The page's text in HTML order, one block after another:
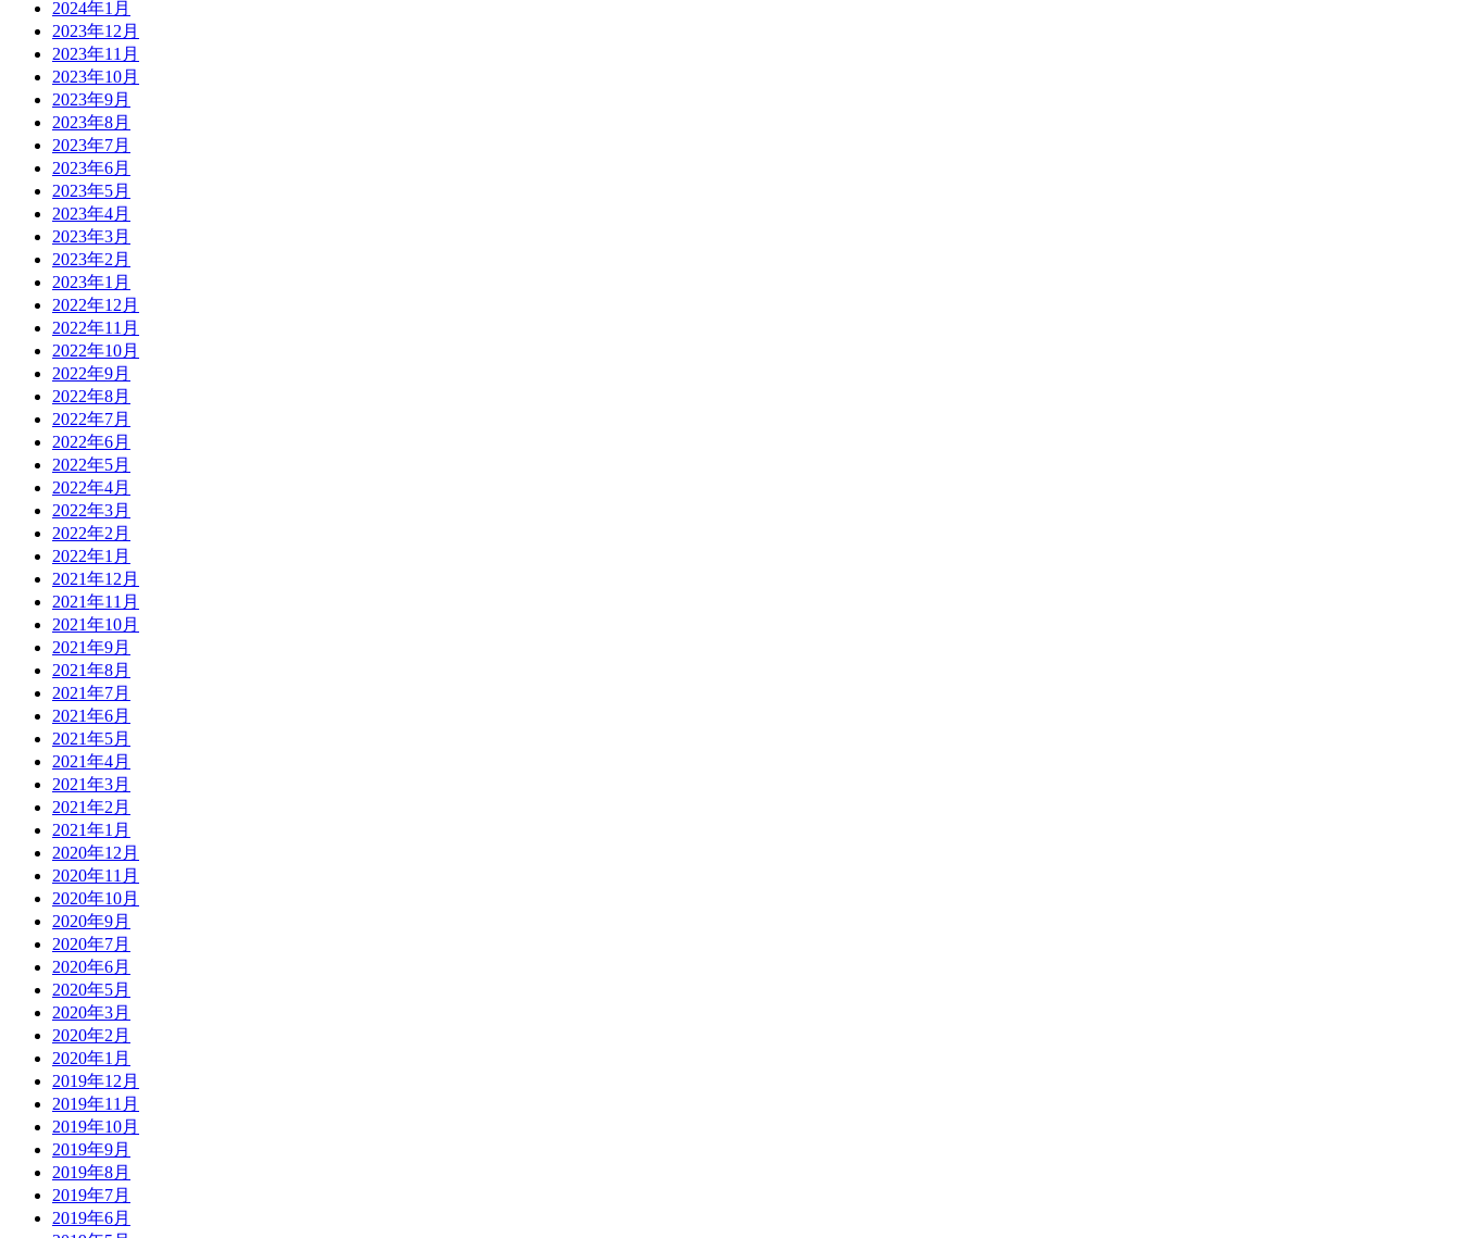
2024年1月
2023年12月
2023年11月
2023年10月
2023年9月
2023年8月
2023年7月
2023年6月
2023年5月
2023年4月
2023年3月
2023年2月
2023年1月
2022年12月
2022年11月
2022年10月
2022年9月
2022年8月
2022年7月
2022年6月
2022年5月
2022年4月
2022年3月
2022年2月
2022年1月
2021年12月
2021年11月
2021年10月
2021年9月
2021年8月
2021年7月
2021年6月
2021年5月
2021年4月
2021年3月
2021年2月
2021年1月
2020年12月
2020年11月
2020年10月
2020年9月
2020年7月
2020年6月
2020年5月
2020年3月
2020年2月
2020年1月
2019年12月
2019年11月
2019年10月
2019年9月
2019年8月
2019年7月
2019年6月